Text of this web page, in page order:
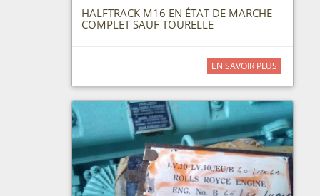
HALFTRACK M16 EN ÉTAT DE MARCHE
COMPLET SAUF TOURELLE
EN SAVOIR PLUS